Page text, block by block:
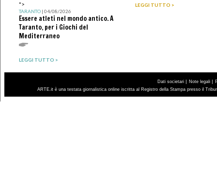
">
TARANTO| 04/08/2026
Essere atleti nel mondo antico. A
Taranto, per i Giochi del
Mediterraneo
LEGGI TUTTO >
LEGGI TUTTO >
Dati societari | Note legali |
ARTE.it è una testata giornalistica online iscritta al Registro della Stampa presso il